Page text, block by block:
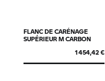
FLANC DE CARÉNAGE
SUPÉRIEUR M CARBON
1 454,42 €